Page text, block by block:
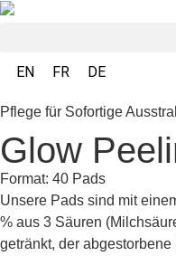
EN FR DE
Pflege für Sofortige
Glow
Format: 40 Pads
Unsere Pads sind mit
% aus 3 Säuren
getränkt, der